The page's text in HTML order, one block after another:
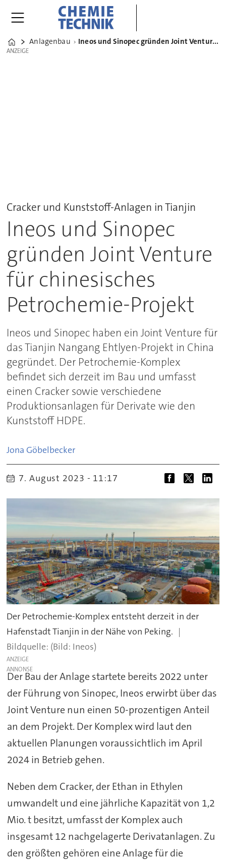
Home
Anlagenbau Ineos und Sinopec gründen Joint Venture für chinesisches Petrochemie-Projekt
ANZEIGE
ANZEIGE
Cracker und Kunststoff-Anlagen in Tianjin
Ineos und Sinopec
gründen Joint Venture
für chinesisches
Petrochemie-Projekt
Ineos und Sinopec haben ein Joint Venture für
das Tianjin Nangang Ehtlyen-Projekt in China
gegründet. Der Petrochemie-Komplex
befindet sich derzeit im Bau und umfasst
einen Cracker sowie verschiedene
Produktionsanlagen für Derivate wie den
Kunststoff HDPE.
Jona Göbelbecker
7. August 2023 - 11:17
Der Petrochemie-Komplex entsteht derzeit in der
Hafenstadt Tianjin in der Nähe von Peking.
(Bild: Ineos)
ANZEIGE
Der Bau der Anlage startete bereits 2022 unter
der Führung von Sinopec, Ineos erwirbt über das
Joint Venture nun einen 50-prozentigen Anteil
an dem Projekt. Der Komplex wird laut den
aktuellen Planungen voraussichtlich im April
2024 in Betrieb gehen.
Neben dem Cracker, der Ethan in Ethylen
umwandelt und eine jährliche Kapazität von 1,2
Mio. t besitzt, umfasst der Komplex auch
insgesamt 12 nachgelagerte Derivatanlagen. Zu
den größten gehören eine Anlage für die